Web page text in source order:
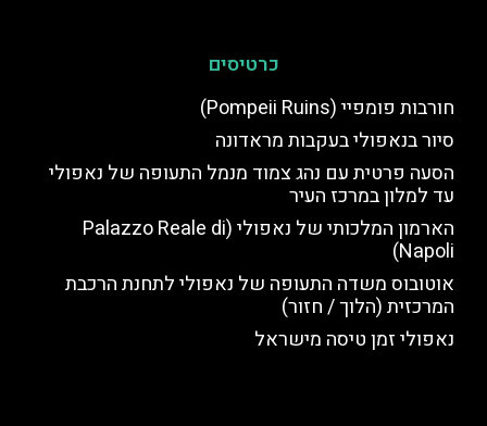
כרטיסים
חורבות פומפיי (Pompeii Ruins)
סיור בנאפולי בעקבות מראדונה
הסעה פרטית עם נהג צמוד מנמל התעופה של נאפולי
עד למלון במרכז העיר
הארמון המלכותי של נאפולי (Palazzo Reale di
Napoli)
אוטובוס משדה התעופה של נאפולי לתחנת הרכבת
המרכזית (הלוך / חזור)
נאפולי זמן טיסה מישראל